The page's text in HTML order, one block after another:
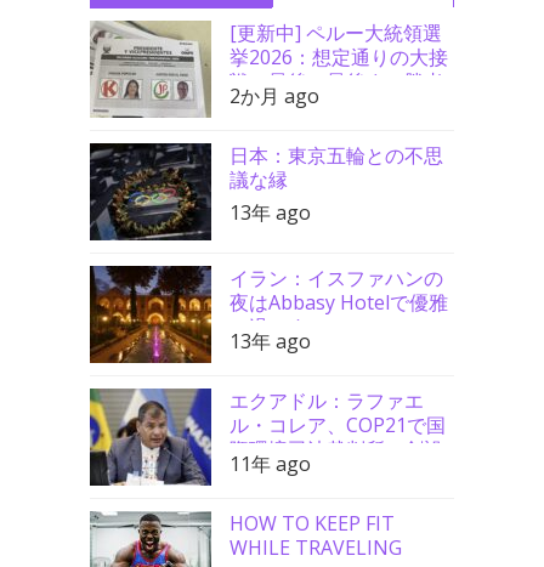
[更新中] ペルー大統領選
挙2026：想定通りの大接
戦、最後の最後まで勝者
分からず
2か月 ago
日本：東京五輪との不思
議な縁
13年 ago
イラン：イスファハンの
夜はAbbasy Hotelで優雅
に過ごす
13年 ago
エクアドル：ラファエ
ル・コレア、COP21で国
際環境司法裁判所の創設
を要請
11年 ago
HOW TO KEEP FIT
WHILE TRAVELING